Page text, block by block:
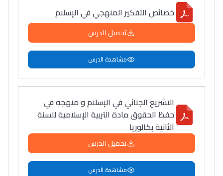
خصائص التفكير المنهجي في الإسلام
تحميل الدرس
مشاهدة الدرس
التشريع الجنائي في الإسلام و منهجه في
حفظ الحقوق مادة التربية الإسلامية للسنة
الثانية بكالوريا
تحميل الدرس
مشاهدة الدرس